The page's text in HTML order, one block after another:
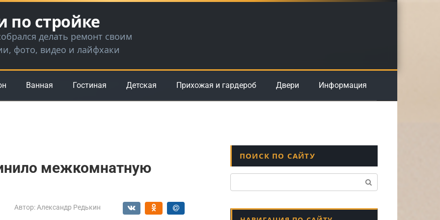
по стройке
делать ремонт своим
фото, видео и лайфхаки
Ванная Гостиная Детская Прихожая и гардероб Двери Информация
межкомнатную
Автор: Александр Редькин
ПОИСК ПО САЙТУ